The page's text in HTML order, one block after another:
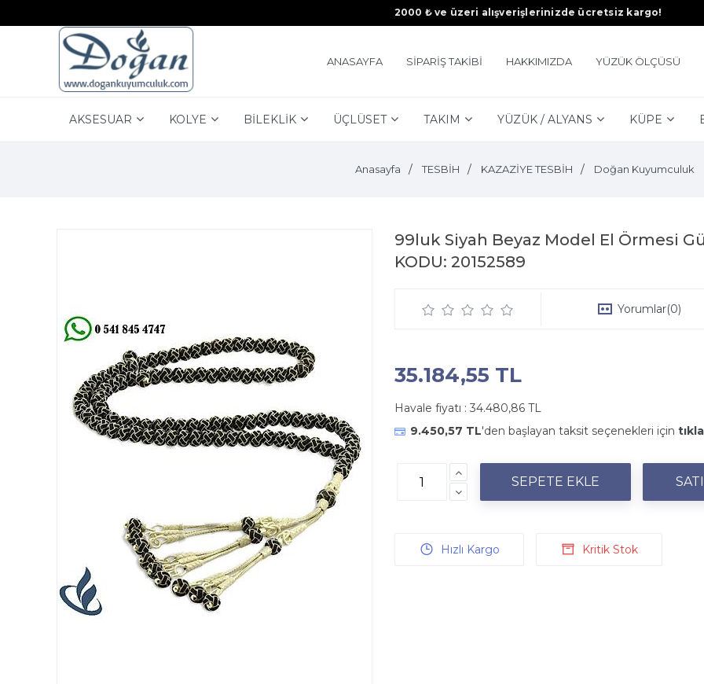
2000 ₺ ve üzeri alışverişlerinizde ücretsiz kargo!
ANASAYFA SİPARİŞ TAKİBİ HAKKIMIZDA YÜZÜK ÖLÇÜSÜ
AKSESUAR KOLYE BİLEKLİK ÜÇLÜSET TAKIM YÜZÜK / ALYANS KÜPE
Anasayfa TESBİH KAZAZİYE TESBİH Doğan Kuyumculuk
99luk Siyah Beyaz Model El Örmesi
KODU: 20152589
Yorumlar(0)
35.184,55 TL
Havale fiyatı : 34.480,86 TL
9.450,57 TL'den başlayan taksit seçenekleri için